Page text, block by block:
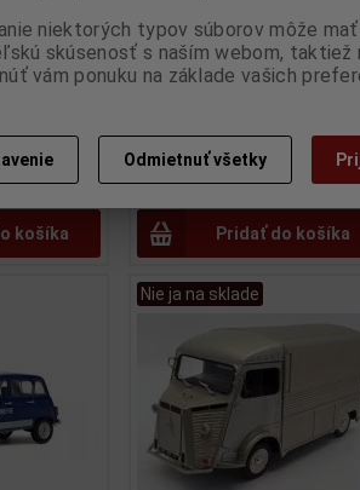
7
-
košíka
MERCEDES GULLWING 2021
NARDO GREY - GT SPIRIT -
GT418
Katalógové číslo:GT-GT418
Skladom:1 ks
Pridať do košíka
Nie ja na sklade
niektorých typov súborov môže
skúsenosť s naším webom, taktiež
vám ponuku na základe vašich
Odmietnuť všetky